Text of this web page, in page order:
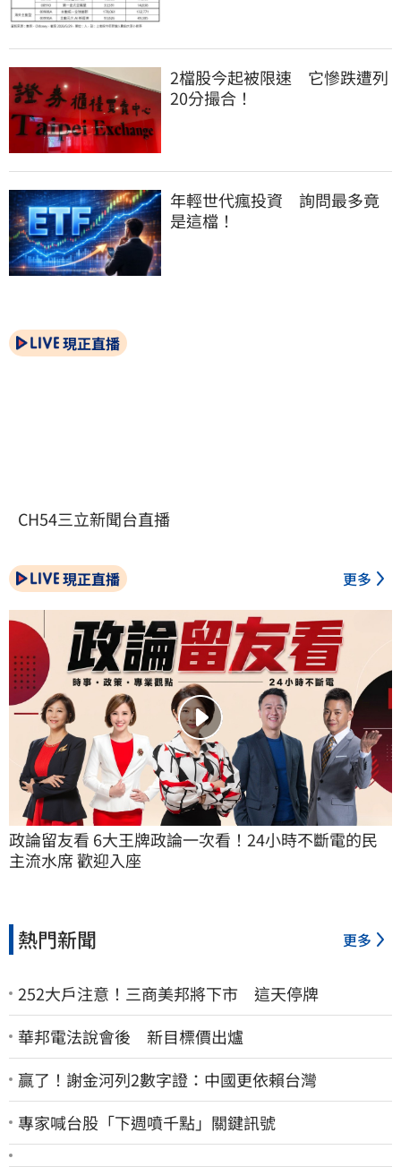
2檔股今起被限速　它慘跌遭列
20分撮合！
年輕世代瘋投資　詢問最多竟
是這檔！
現正直播
CH54三立新聞台直播
現正直播 更多
政論留友看 6大王牌政論一次看！24小時不斷電的民
主流水席 歡迎入座
熱門新聞 更多
252大戶注意！三商美邦將下市 這天停牌
華邦電法說會後 新目標價出爐
贏了！謝金河列2數字證：中國更依賴台灣
專家喊台股「下週噴千點」關鍵訊號